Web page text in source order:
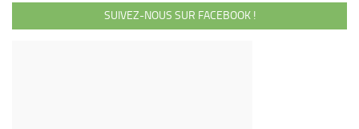
SUIVEZ-NOUS SUR FACEBOOK !